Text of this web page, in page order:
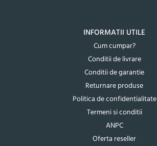
INFORMATII UTILE
Cum cumpar?
Conditii de livrare
Conditii de garantie
Returnare produse
Politica de confidentialitate
Termeni si conditii
ANPC
Oferta reseller